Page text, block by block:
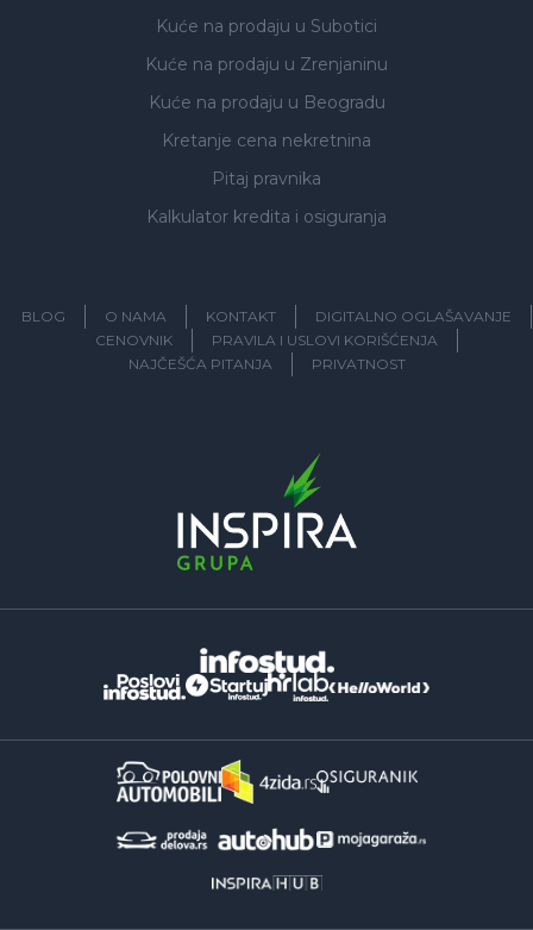
Kuće na prodaju u Subotici
Kuće na prodaju u Zrenjaninu
Kuće na prodaju u Beogradu
Kretanje cena nekretnina
Pitaj pravnika
Kalkulator kredita i osiguranja
BLOG O NAMA KONTAKT
DIGITALNO OGLAŠAVANJE
CENOVNIK
PRAVILA I USLOVI KORIŠĆENJA
NAJČEŠĆA PITANJA
PRIVATNOST